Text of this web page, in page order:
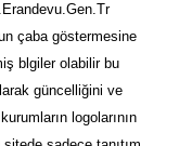
çaba göstermesine
blgiler olabilir bu
güncelliğini ve
logolarının